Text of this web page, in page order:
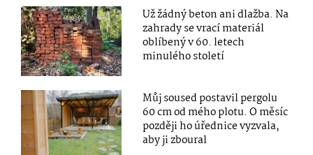
Už žádný beton ani dlažba. Na
zahrady se vrací materiál
oblíbený v 60. letech
minulého století
Můj soused postavil pergolu
60 cm od mého plotu. O měsíc
později ho úřednice vyzvala,
aby ji zboural